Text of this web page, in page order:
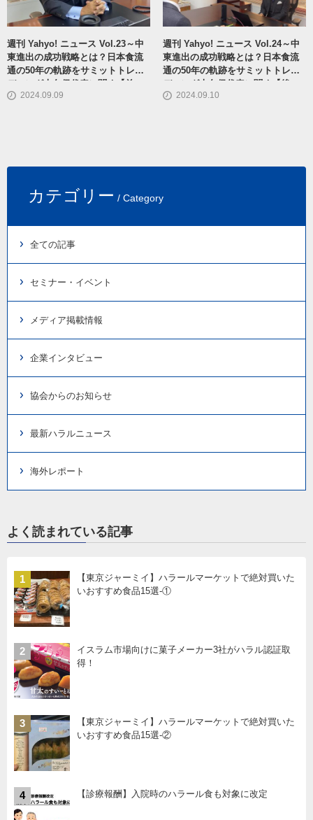
週刊 Yahyo! ニュース Vol.23～中
東進出の成功戦略とは？日本食流
通の50年の軌跡をサミットトレー
ディング大久保代表に聞く【前
編】2024.09.09
週刊 Yahyo! ニュース Vol.24～中
東進出の成功戦略とは？日本食流
通の50年の軌跡をサミットトレー
ディング大久保代表に聞く【後
編】2024.09.10
カテゴリー / Category
全ての記事
セミナー・イベント
メディア掲載情報
企業インタビュー
協会からのお知らせ
最新ハラルニュース
海外レポート
よく読まれている記事
1
【東京ジャーミイ】ハラールマーケットで絶対買いた
いおすすめ食品15選-①
2
イスラム市場向けに菓子メーカー3社がハラル認証取
得！
3
【東京ジャーミイ】ハラールマーケットで絶対買いた
いおすすめ食品15選-②
4 【診療報酬】入院時のハラール食も対象に改定